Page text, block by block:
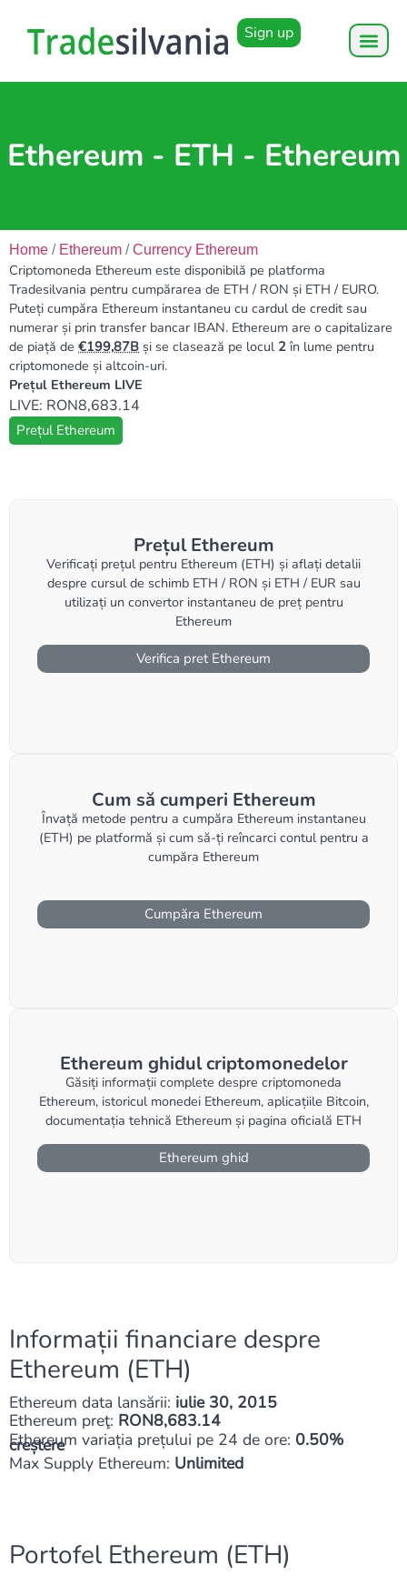
Sign up
Ethereum - ETH - Ethereum
Home / Ethereum /Currency Ethereum
Criptomoneda Ethereum este disponibilă pe platforma
Tradesilvania pentru cumpărarea de ETH / RON și ETH / EURO.
Puteți cumpăra Ethereum instantaneu cu cardul de credit sau
numerar și prin transfer bancar IBAN. Ethereum are o capitalizare
de piață de 199,87B și se clasează pe locul 2în lume pentru
criptomonede și altcoin-uri.
Prețul Ethereum LIVE
LIVE: RON8,683.14
Prețul Ethereum
Prețul Ethereum
Verificați prețul pentru Ethereum (ETH) și aflați detalii
despre cursul de schimb ETH / RON și ETH / EUR sau
utilizați un convertor instantaneu de preț pentru
Ethereum
Verifica pret Ethereum
Cum să cumperi Ethereum
Învață metode pentru a cumpăra Ethereum instantaneu
(ETH) pe platformă și cum să-ți reîncarci contul pentru a
cumpăra Ethereum
Cumpăra Ethereum
Ethereum ghidul criptomonedelor
Găsiți informații complete despre criptomoneda
Ethereum, istoricul monedei Ethereum, aplicațiile Bitcoin,
documentația tehnică Ethereum și pagina oficială ETH
Ethereum ghid
Informații financiare despre
Ethereum (ETH)
Ethereum data lansării: iulie 30, 2015
Ethereum preţ: RON8,683.14
Ethereum variația prețului pe 24 de ore: 0.50%
creștere
Max Supply Ethereum: Unlimited
Portofel Ethereum (ETH)